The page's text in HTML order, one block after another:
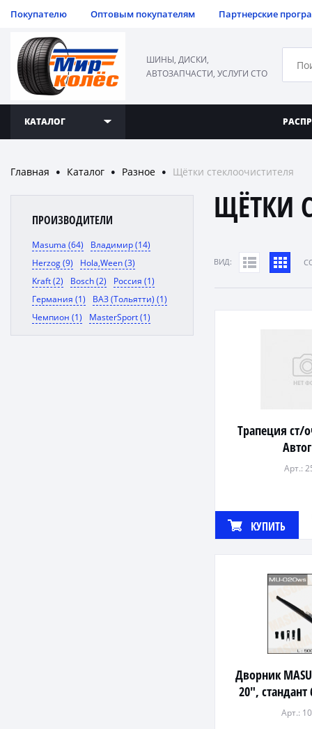
Покупателю Оптовым покупателям Партнерские
ШИНЫ, ДИСКИ,
АВТОЗАПЧАСТИ, УСЛУГИ СТО
КАТАЛОГ
Главная ● Каталог ● Разное ● Щётки стеклоочистителя
ПРОИЗВОДИТЕЛИ
Masuma (64)
Владимир (14)
Herzog (9)
Hola,Ween (3)
Kraft (2)
Bosch (2)
Россия (1)
Германия (1)
ВАЗ (Тольятти) (1)
Чемпион (1)
MasterSport (1)
ЩЁТКИ
ВИД:
Трапеция ст/
Арт.:
КУПИТЬ
Дворник
20",
Арт.: